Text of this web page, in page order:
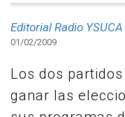
Editorial Radio YSUCA
01/02/2009
Los dos
ganar las